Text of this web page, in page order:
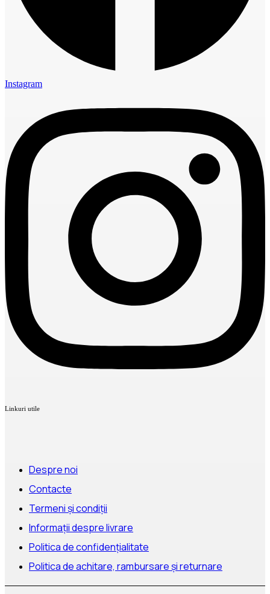
Instagram
Linkuri utile
Despre noi
Contacte
Termeni și condiții
Informații despre livrare
Politica de confidențialitate
Politica de achitare, rambursare și returnare